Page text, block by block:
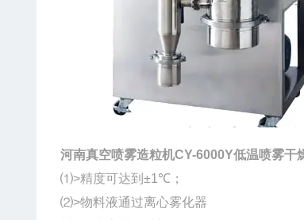
河南真空喷雾造粒机CY-6000Y低温喷雾干
⑴>精度可达到 ±1℃ ；
⑵>物料液通过离心雾化器